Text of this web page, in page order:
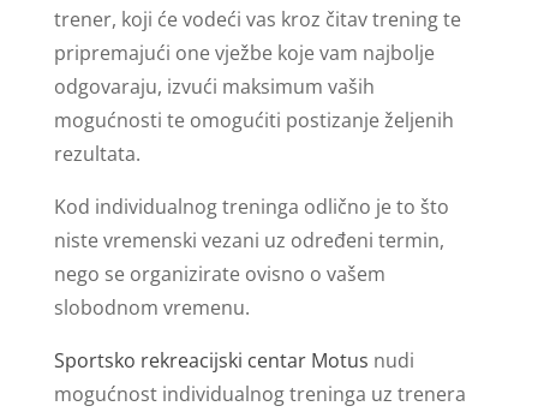
trener, koji će vodeći vas kroz čitav trening te
pripremajući one vježbe koje vam najbolje
odgovaraju, izvući maksimum vaših
mogućnosti te omogućiti postizanje željenih
rezultata.
Kod individualnog treninga odlično je to što
niste vremenski vezani uz određeni termin,
nego se organizirate ovisno o vašem
slobodnom vremenu.
Sportsko rekreacijski centar Motus nudi
mogućnost individualnog treninga uz trenera